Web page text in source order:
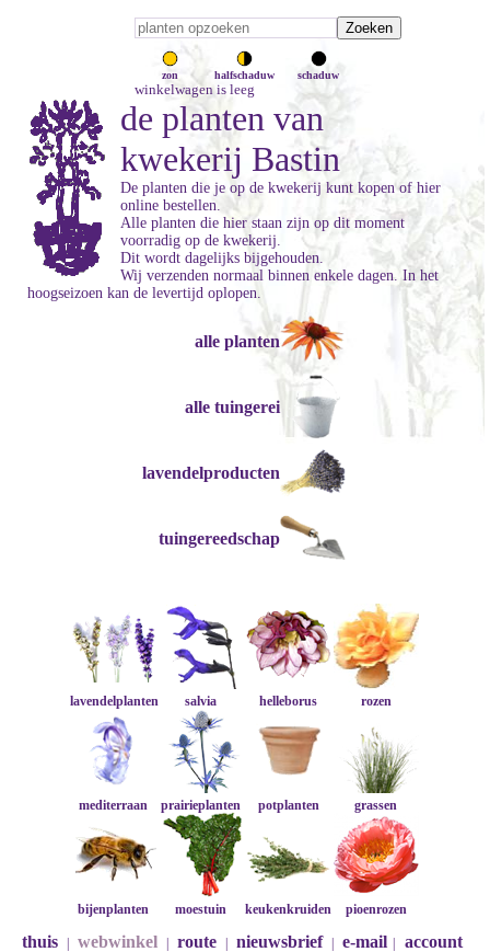
zon halfschaduw schaduw
winkelwagen is leeg
de planten van
kwekerij Bastin
De planten die je op de kwekerij kunt kopen of hier
online bestellen.
Alle planten die hier staan zijn op dit moment
voorradig op de kwekerij.
Dit wordt dagelijks bijgehouden.
Wij verzenden normaal binnen enkele dagen. In het
hoogseizoen kan de levertijd oplopen.
alle planten
alle tuingerei
lavendelproducten
tuingereedschap
lavendelplanten salvia helleborus rozen
mediterraan prairieplanten potplanten grassen
bijenplanten moestuin keukenkruiden pioenrozen
thuis webwinkel route nieuwsbrief e-mail account